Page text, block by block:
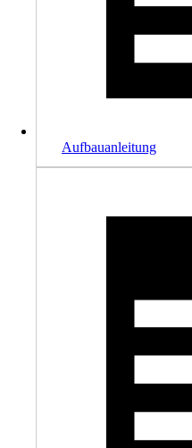
Aufbauanleitung